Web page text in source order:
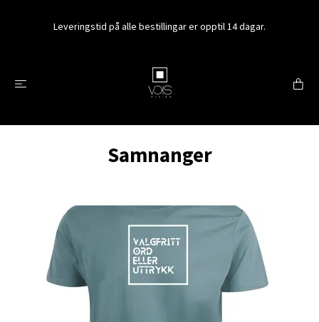
Leveringstid på alle bestillingar er opptil 14 dagar.
Samnanger